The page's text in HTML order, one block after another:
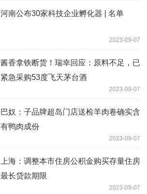
河南公布30家科技企业孵化器 | 名单
2023-09-07
酱香拿铁断货！瑞幸回应：原料不足，已
紧急采购53度飞天茅台酒
2023-09-07
巴奴：子品牌超岛门店送检羊肉卷确实含
有鸭肉成份
2023-09-07
上海：调整本市住房公积金购买存量住房
最长贷款期限
2023-09-07